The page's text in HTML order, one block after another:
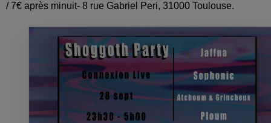
/ 7€ après minuit- 8 rue Gabriel Peri, 31000 Toulouse.